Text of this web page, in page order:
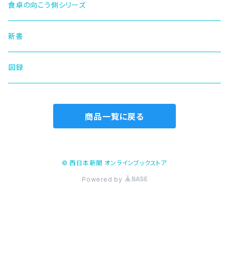
食卓の向こう側シリーズ
新書
図録
商品一覧に戻る
© 西日本新聞 オンラインブックストア
Powered by